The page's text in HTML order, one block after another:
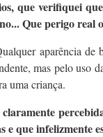
que verifiquei
Que perigo real
aparência
mas pelo uso
uma criança.
e que infelizmente